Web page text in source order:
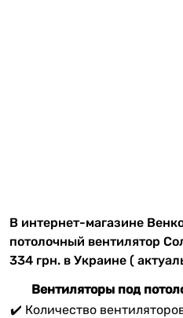
В интернет-магазине
потолочный вентилятор
334 грн. в Украине (
Вентиляторы под
✔️ Количество